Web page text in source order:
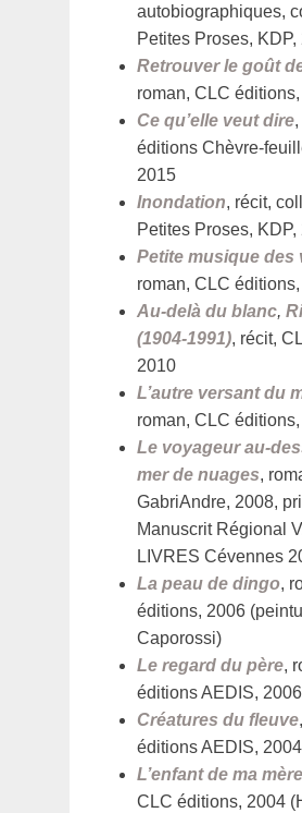
autobiographiques,
Petites Proses, KDP,
Retrouver le goût
roman, CLC
Ce qu’elle veut dire
éditions Chèvre-
2015
Inondation, récit,
Petites Proses, KDP,
Petite musique des
roman, CLC
Au-delà du blanc,
(1904-1991), récit,
2010
L’autre versant du
roman, CLC
Le voyageur au-
mer de nuages,
GabriAndre, 2008,
Manuscrit Régional
LIVRES Cévennes
La peau de dingo,
éditions, 2006
Caporossi)
Le regard du père,
éditions AEDIS, 2006
Créatures du fleuve
éditions AEDIS, 2004
L’enfant de ma mère
CLC éditions, 2004